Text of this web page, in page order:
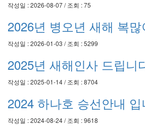
작성일 : 2026-08-07 / 조회 : 75
2026년 병오년 새해 복
작성일 : 2026-01-03 / 조회 : 5299
2025년 새해인사 드립니
작성일 : 2025-01-14 / 조회 : 8704
2024 하나호 승선안내 입
작성일 : 2024-08-24 / 조회 : 9618